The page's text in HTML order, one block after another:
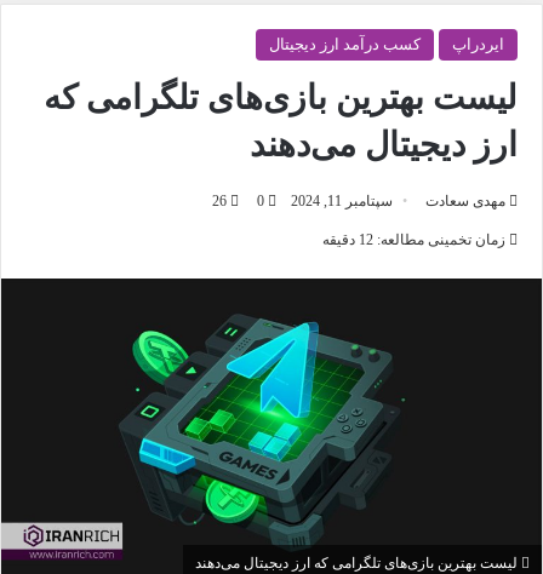
ایردراپ کسب درآمد ارز دیجیتال
لیست بهترین بازی‌های تلگرامی که
ارز دیجیتال می‌دهند
مهدی سعادت سپتامبر 11, 2024 0
26
زمان تخمینی مطالعه: 12 دقیقه
لیست بهترین بازی‌های تلگرامی که ارز دیجیتال می‌دهند